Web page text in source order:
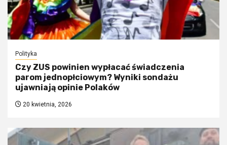
Polityka
Czy ZUS powinien wypłacać świadczenia
parom jednopłciowym? Wyniki sondażu
ujawniają opinie Polaków
20 kwietnia, 2026